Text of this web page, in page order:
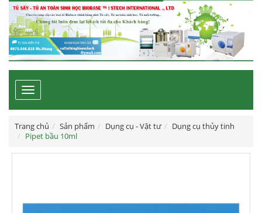
Toggle
navigation
Trang chủ Sản phẩm Dụng cụ - Vật tư
Dụng cụ thủy tinh
Pipet bầu 10ml